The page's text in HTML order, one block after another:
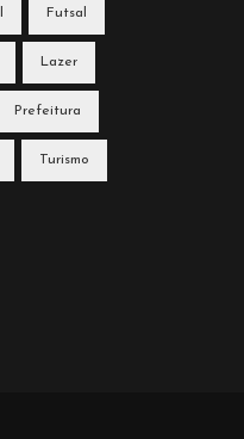
Futsal
Lazer
Prefeitura
Turismo